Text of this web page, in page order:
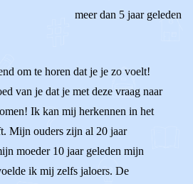
meer dan 5 jaar geleden
om te horen dat je je zo voelt!
van je dat je met deze vraag naar
Ik kan mij herkennen in het
Mijn ouders zijn al 20 jaar
moeder 10 jaar geleden mijn
ik mij zelfs jaloers. De